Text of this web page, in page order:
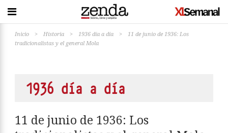
Inicio > Historia > 1936 día a día >
11 de junio de 1936: Los
tradicionalistas y el general Mola
1936 día a día
11 de junio de 1936: Los